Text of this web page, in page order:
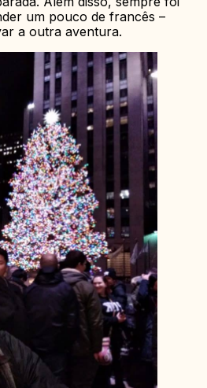
um pouco de francês –
a outra aventura.